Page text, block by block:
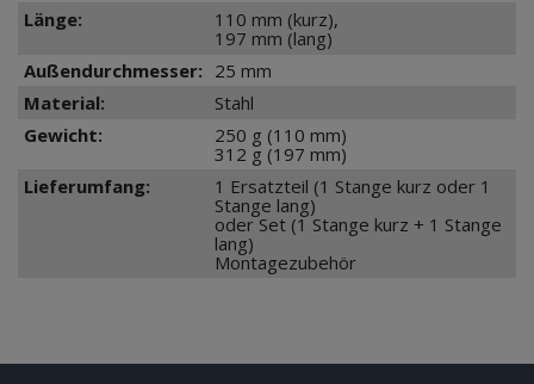
Länge:
110 mm (kurz),
197 mm (lang)
Außendurchmesser: 25 mm
Material:
Stahl
Gewicht:
250 g (110 mm)
312 g (197 mm)
Lieferumfang:
1 Ersatzteil (1 Stange kurz oder 1
Stange lang)
oder Set (1 Stange kurz + 1 Stange
lang)
Montagezubehör